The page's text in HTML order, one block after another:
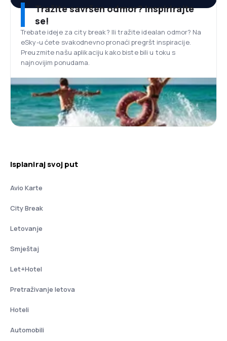
Tražite savršen odmor? Inspirirajte
se!
Trebate ideje za city break? Ili tražite idealan odmor? Na
eSky-u ćete svakodnevno pronaći pregršt inspiracije.
Preuzmite našu aplikaciju kako biste bili u toku s
najnovijim ponudama.
Isplaniraj svoj put
Avio Karte
City Break
Letovanje
Smještaj
Let+Hotel
Pretraživanje letova
Hoteli
Automobili